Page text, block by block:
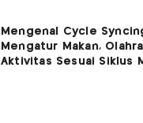
Mengenal Cycle
Mengatur Makan,
Aktivitas Sesuai Siklus